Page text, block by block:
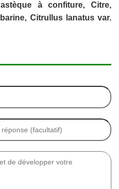
à confiture, Citre,
Citrullus lanatus var.